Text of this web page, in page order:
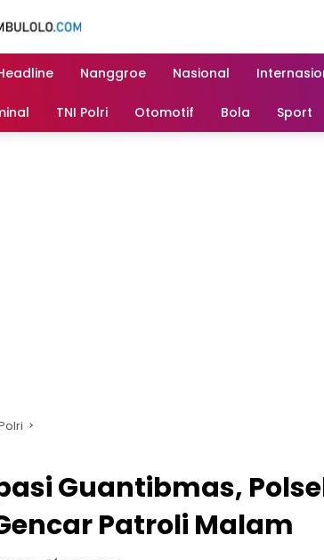
Nanggroe Nasional
TNI Polri Otomotif Bola Sport
Guantibmas,
Patroli Malam